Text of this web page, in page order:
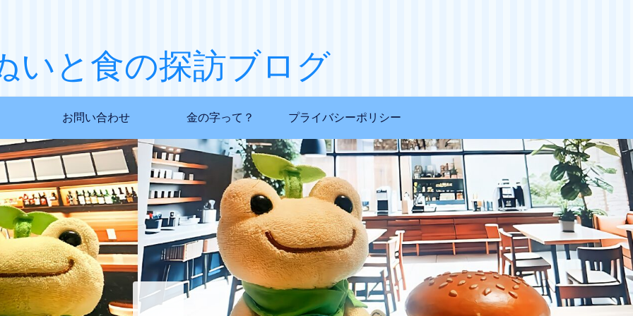
いと食の探訪ブログ
お問い合わせ 金の字って？ プライバシーポリシー